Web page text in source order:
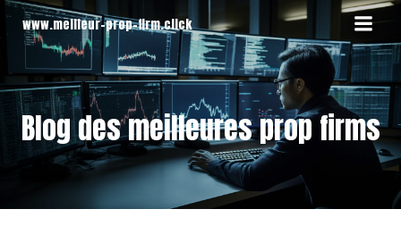
au
contenu
www.meilleur-prop-firm.click
Blog des meilleures prop firms